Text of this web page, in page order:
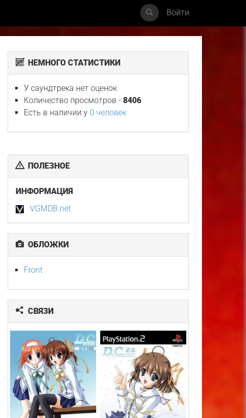
Войти
НЕМНОГО СТАТИСТИКИ
У саундтрека нет оценок
Количество просмотров -8406
Есть в наличии у 0 человек
ПОЛЕЗНОЕ
ИНФОРМАЦИЯ
VGMDB.net
ОБЛОЖКИ
Front
СВЯЗИ